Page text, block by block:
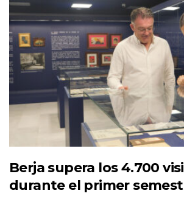
Berja supera los 4.700
durante el primer